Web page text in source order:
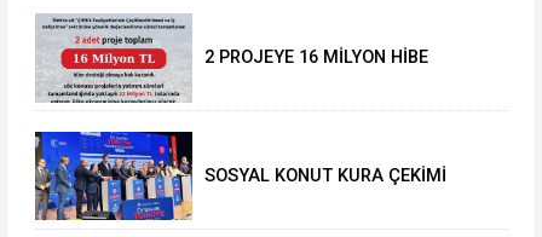
2 PROJEYE 16 MİLYON HİBE
SOSYAL KONUT KURA ÇEKİMİ